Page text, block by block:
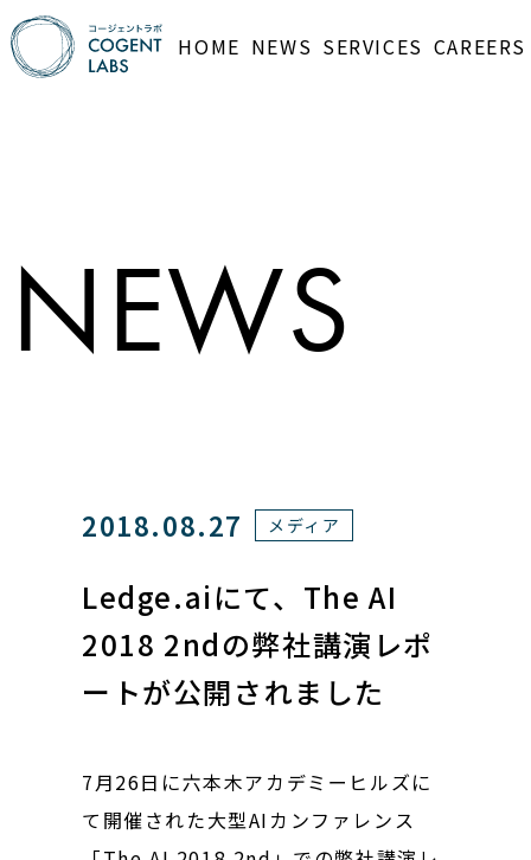
HOME NEWS SERVICES CAREERS
NEWS
2018.08.27 メディア
Ledge.aiにて、The AI
2018 2ndの弊社講演レポ
ートが公開されました
7月26日に六本木アカデミーヒルズに
て開催された大型AIカンファレンス